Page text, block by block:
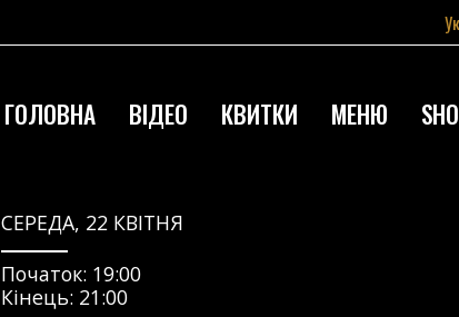
ГОЛОВНА ВІДЕО КВИТКИ МЕНЮ
СЕРЕДА, 22 КВІТНЯ
Початок: 19:00
Кінець: 21:00